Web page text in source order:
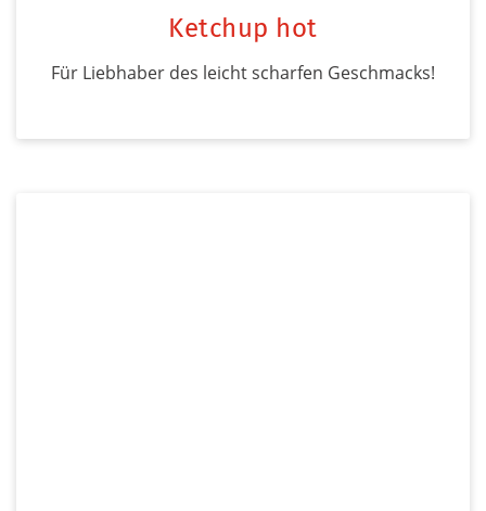
Ketchup hot
Für Liebhaber des leicht scharfen Geschmacks!